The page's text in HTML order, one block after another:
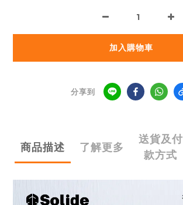
加入購物車
分享到
商品描述 了解更多
送貨及付
款方式